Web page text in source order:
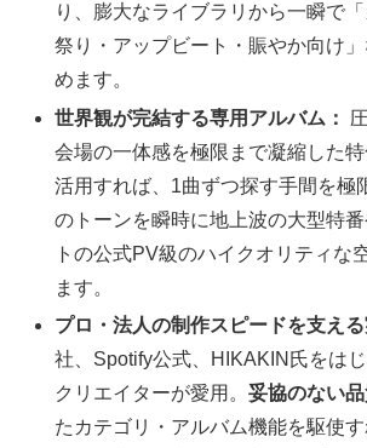
り、膨大なライブラリから一瞬で
祭り・アップビート・賑やか向け
めます。
世界観が完結する専用アルバム：
会場の一体感を極限まで凝縮した
活用すれば、1曲ずつ探す手間を極
のトーンを瞬時に地上波の大型特
トの公式PV級のハイクオリティな
ます。
プロ・法人の制作スピードを支える
社、Spotify公式、HIKAKIN氏をは
クリエイターが愛用。妥協のない
たカテゴリ・アルバム機能を駆使